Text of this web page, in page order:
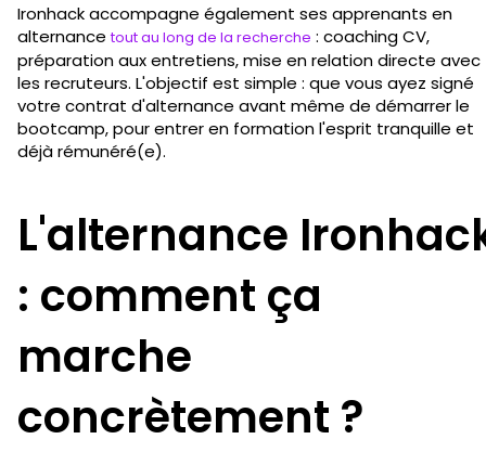
Ironhack accompagne également ses apprenants en
alternancetout au long de la recherche : coaching CV,
préparation aux entretiens, mise en relation directe avec
les recruteurs. L'objectif est simple : que vous ayez signé
votre contrat d'alternance avant même de démarrer le
bootcamp, pour entrer en formation l'esprit tranquille et
déjà rémunéré(e).
L'alternance
: comment ça
marche
concrètement ?